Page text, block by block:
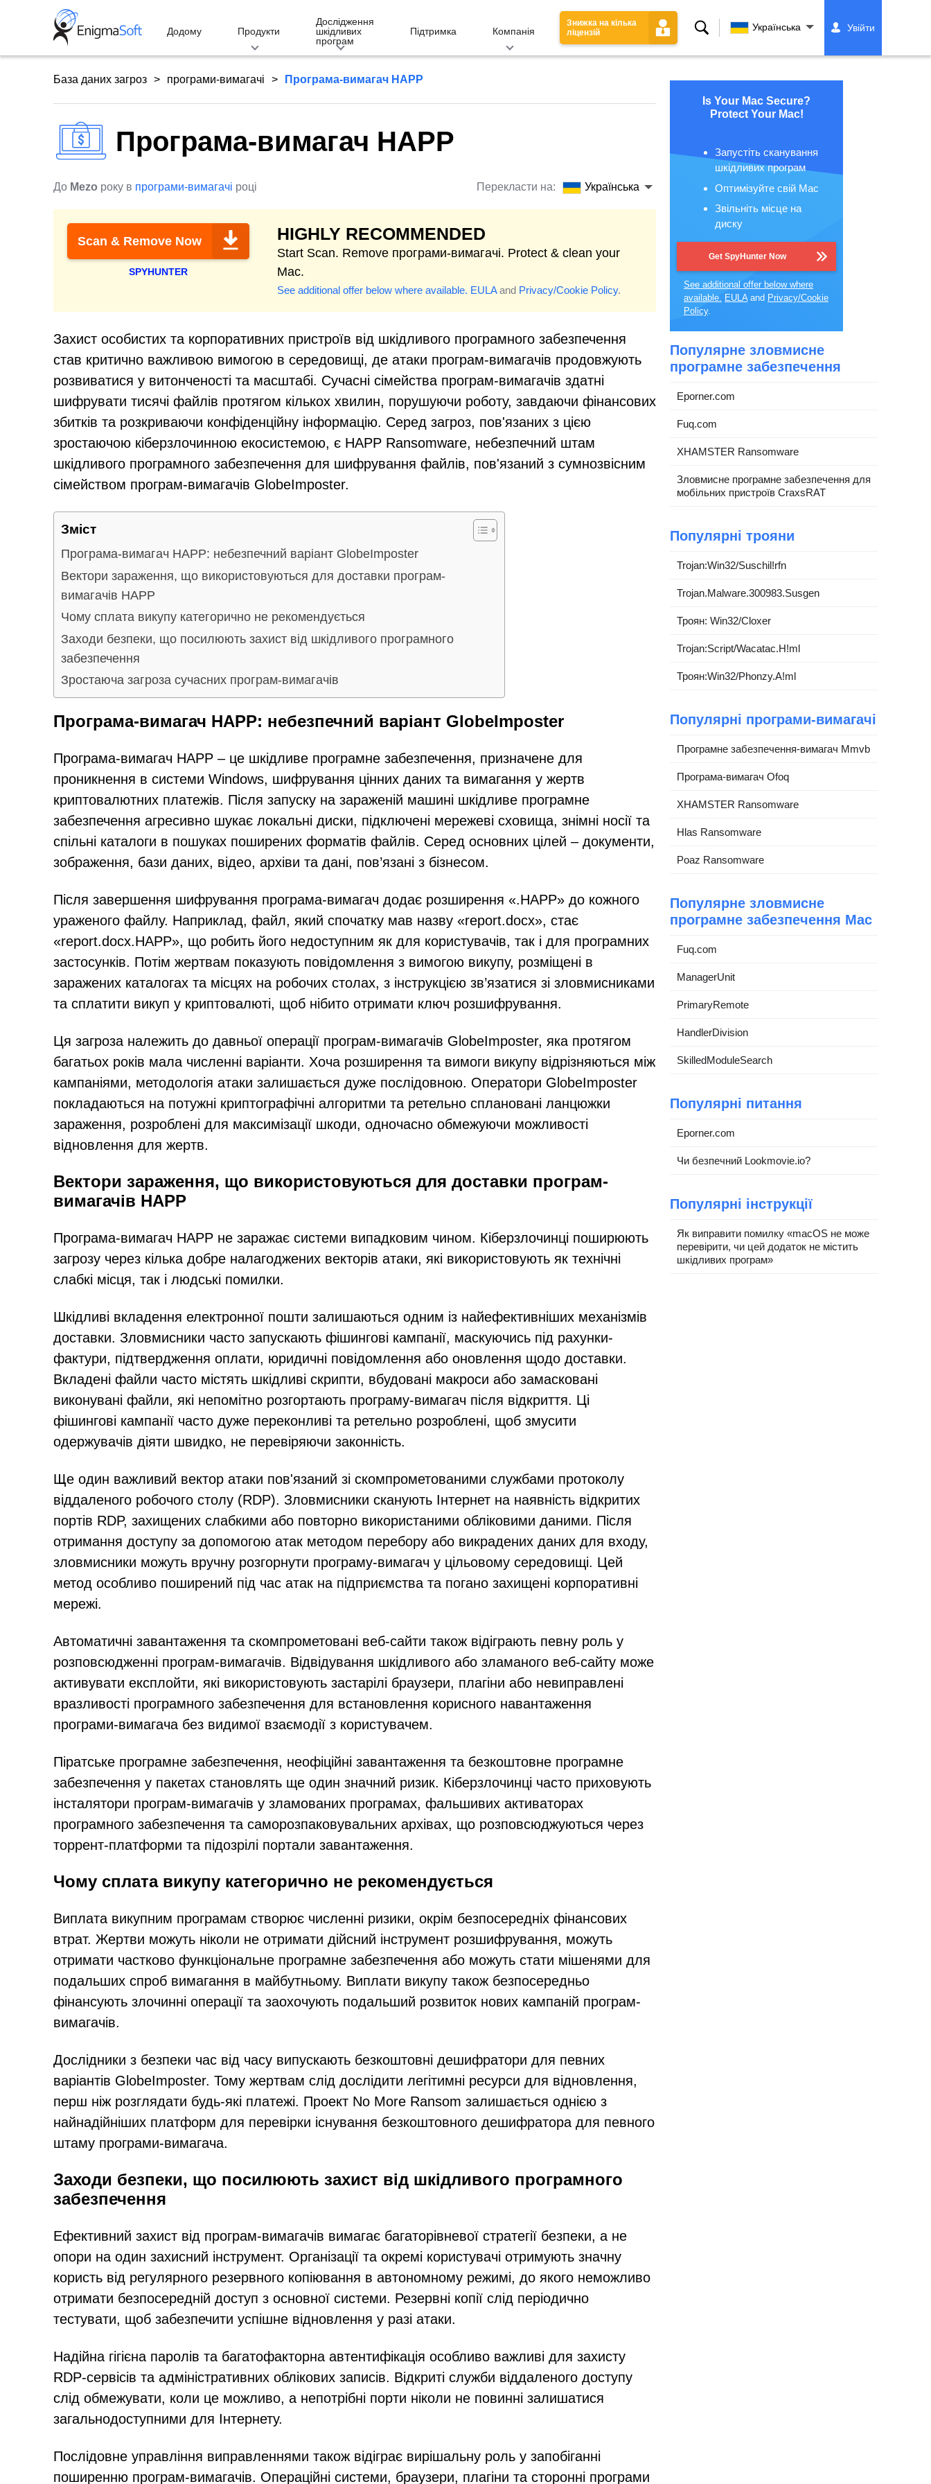
Додому Продукти
Дослідження
шкідливих
програм
Підтримка Компанія
Знижка на кілька
ліцензій
Пошук Українська Увійти
База даних загроз програми-вимагачі Програма-вимагач HAPP
Програма-вимагач HAPP
До Mezo року в програми-вимагачі році Перекласти на: Українська
Scan & Remove Now
SPYHUNTER
HIGHLY RECOMMENDED
Start Scan. Remove програми-вимагачі. Protect & clean your
Mac.
See additional offer below where available. EULAand Privacy/Cookie Policy.
Захист особистих та корпоративних пристроїв від шкідливого програмного забезпечення
став критично важливою вимогою в середовищі, де атаки програм-вимагачів продовжують
розвиватися у витонченості та масштабі. Сучасні сімейства програм-вимагачів здатні
шифрувати тисячі файлів протягом кількох хвилин, порушуючи роботу, завдаючи фінансових
збитків та розкриваючи конфіденційну інформацію. Серед загроз, пов'язаних з цією
зростаючою кіберзлочинною екосистемою, є HAPP Ransomware, небезпечний штам
шкідливого програмного забезпечення для шифрування файлів, пов'язаний з сумнозвісним
сімейством програм-вимагачів GlobeImposter.
Зміст
Програма-вимагач HAPP: небезпечний варіант GlobeImposter
Вектори зараження, що використовуються для доставки програм-
вимагачів HAPP
Чому сплата викупу категорично не рекомендується
Заходи безпеки, що посилюють захист від шкідливого програмного
забезпечення
Зростаюча загроза сучасних програм-вимагачів
Програма-вимагач HAPP: небезпечний варіант GlobeImposter
Програма-вимагач HAPP – це шкідливе програмне забезпечення, призначене для
проникнення в системи Windows, шифрування цінних даних та вимагання у жертв
криптовалютних платежів. Після запуску на зараженій машині шкідливе програмне
забезпечення агресивно шукає локальні диски, підключені мережеві сховища, знімні носії та
спільні каталоги в пошуках поширених форматів файлів. Серед основних цілей – документи,
зображення, бази даних, відео, архіви та дані, пов’язані з бізнесом.
Після завершення шифрування програма-вимагач додає розширення «.HAPP» до кожного
ураженого файлу. Наприклад, файл, який спочатку мав назву «report.docx», стає
«report.docx.HAPP», що робить його недоступним як для користувачів, так і для програмних
застосунків. Потім жертвам показують повідомлення з вимогою викупу, розміщені в
заражених каталогах та місцях на робочих столах, з інструкцією зв’язатися зі зловмисниками
та сплатити викуп у криптовалюті, щоб нібито отримати ключ розшифрування.
Ця загроза належить до давньої операції програм-вимагачів GlobeImposter, яка протягом
багатьох років мала численні варіанти. Хоча розширення та вимоги викупу відрізняються між
кампаніями, методологія атаки залишається дуже послідовною. Оператори GlobeImposter
покладаються на потужні криптографічні алгоритми та ретельно сплановані ланцюжки
зараження, розроблені для максимізації шкоди, одночасно обмежуючи можливості
відновлення для жертв.
Вектори зараження, що використовуються для доставки програм-
вимагачів HAPP
Програма-вимагач HAPP не заражає системи випадковим чином. Кіберзлочинці поширюють
загрозу через кілька добре налагоджених векторів атаки, які використовують як технічні
слабкі місця, так і людські помилки.
Шкідливі вкладення електронної пошти залишаються одним із найефективніших механізмів
доставки. Зловмисники часто запускають фішингові кампанії, маскуючись під рахунки-
фактури, підтвердження оплати, юридичні повідомлення або оновлення щодо доставки.
Вкладені файли часто містять шкідливі скрипти, вбудовані макроси або замасковані
виконувані файли, які непомітно розгортають програму-вимагач після відкриття. Ці
фішингові кампанії часто дуже переконливі та ретельно розроблені, щоб змусити
одержувачів діяти швидко, не перевіряючи законність.
Ще один важливий вектор атаки пов'язаний зі скомпрометованими службами протоколу
віддаленого робочого столу (RDP). Зловмисники сканують Інтернет на наявність відкритих
портів RDP, захищених слабкими або повторно використаними обліковими даними. Після
отримання доступу за допомогою атак методом перебору або викрадених даних для входу,
зловмисники можуть вручну розгорнути програму-вимагач у цільовому середовищі. Цей
метод особливо поширений під час атак на підприємства та погано захищені корпоративні
мережі.
Автоматичні завантаження та скомпрометовані веб-сайти також відіграють певну роль у
розповсюдженні програм-вимагачів. Відвідування шкідливого або зламаного веб-сайту може
активувати експлойти, які використовують застарілі браузери, плагіни або невиправлені
вразливості програмного забезпечення для встановлення корисного навантаження
програми-вимагача без видимої взаємодії з користувачем.
Піратське програмне забезпечення, неофіційні завантаження та безкоштовне програмне
забезпечення у пакетах становлять ще один значний ризик. Кіберзлочинці часто приховують
інсталятори програм-вимагачів у зламованих програмах, фальшивих активаторах
програмного забезпечення та саморозпаковувальних архівах, що розповсюджуються через
торрент-платформи та підозрілі портали завантаження.
Чому сплата викупу категорично не рекомендується
Виплата викупним програмам створює численні ризики, окрім безпосередніх фінансових
втрат. Жертви можуть ніколи не отримати дійсний інструмент розшифрування, можуть
отримати частково функціональне програмне забезпечення або можуть стати мішенями для
подальших спроб вимагання в майбутньому. Виплати викупу також безпосередньо
фінансують злочинні операції та заохочують подальший розвиток нових кампаній програм-
вимагачів.
Дослідники з безпеки час від часу випускають безкоштовні дешифратори для певних
варіантів GlobeImposter. Тому жертвам слід дослідити легітимні ресурси для відновлення,
перш ніж розглядати будь-які платежі. Проект No More Ransom залишається однією з
найнадійніших платформ для перевірки існування безкоштовного дешифратора для певного
штаму програми-вимагача.
Заходи безпеки, що посилюють захист від шкідливого програмного
забезпечення
Ефективний захист від програм-вимагачів вимагає багаторівневої стратегії безпеки, а не
опори на один захисний інструмент. Організації та окремі користувачі отримують значну
користь від регулярного резервного копіювання в автономному режимі, до якого неможливо
отримати безпосередній доступ з основної системи. Резервні копії слід періодично
тестувати, щоб забезпечити успішне відновлення у разі атаки.
Надійна гігієна паролів та багатофакторна автентифікація особливо важливі для захисту
RDP-сервісів та адміністративних облікових записів. Відкриті служби віддаленого доступу
слід обмежувати, коли це можливо, а непотрібні порти ніколи не повинні залишатися
загальнодоступними для Інтернету.
Послідовне управління виправленнями також відіграє вирішальну роль у запобіганні
поширенню програм-вимагачів. Операційні системи, браузери, плагіни та сторонні програми
Is Your Mac Secure?
Protect Your Mac!
Запустіть сканування
шкідливих програм
Оптимізуйте свій Mac
Звільніть місце на
диску
Get SpyHunter Now
See additional offer below where
available. EULAand Privacy/Cookie
Policy.
Популярне зловмисне
програмне забезпечення
Eporner.com
Fuq.com
XHAMSTER Ransomware
Зловмисне програмне забезпечення для
мобільних пристроїв CraxsRAT
Популярні трояни
Trojan:Win32/Suschil!rfn
Trojan.Malware.300983.Susgen
Троян: Win32/Cloxer
Trojan:Script/Wacatac.H!ml
Троян:Win32/Phonzy.A!ml
Популярні програми-вимагачі
Програмне забезпечення-вимагач Mmvb
Програма-вимагач Ofoq
XHAMSTER Ransomware
Hlas Ransomware
Poaz Ransomware
Популярне зловмисне
програмне забезпечення Mac
Fuq.com
ManagerUnit
PrimaryRemote
HandlerDivision
SkilledModuleSearch
Популярні питання
Eporner.com
Чи безпечний Lookmovie.io?
Популярні інструкції
Як виправити помилку «macOS не може
перевірити, чи цей додаток не містить
шкідливих програм»